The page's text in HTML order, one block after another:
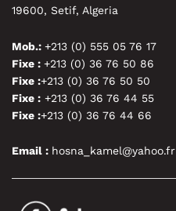
19600, Setif, Algeria
Mob.: +213 (0) 555 05 76 17
Fixe : +213 (0) 36 76 50 86
Fixe :+213 (0) 36 76 50 50
Fixe : +213 (0) 36 76 44 55
Fixe :+213 (0) 36 76 44 66
Email : hosna_kamel@yahoo.fr